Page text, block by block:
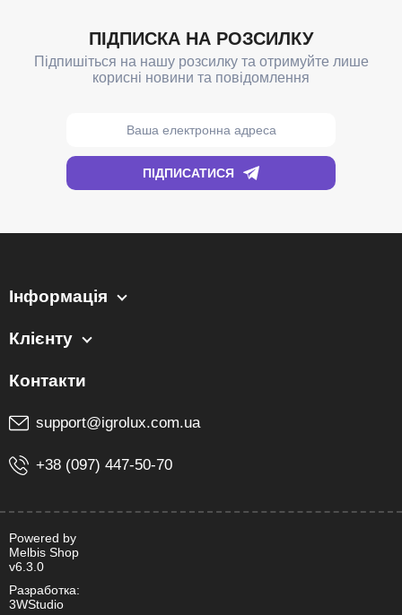
Інформація
Клієнту
support@igrolux.com.ua
+38 (097) 447-50-70
Powered by
Melbis Shop
v6.3.0